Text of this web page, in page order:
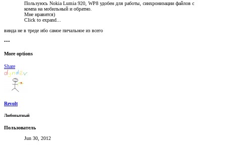
Пользуюсь Nokia Lumia 920, WP8 удобен для работы, синхронизации файлов с
компа на мобильный и обратно.
Мне нравится)
Click to expand...
винда не в треде ибо самое пичальное из всего
•••
More options
Share
Revolt
Любопытный
Пользователь
Jun 30, 2012